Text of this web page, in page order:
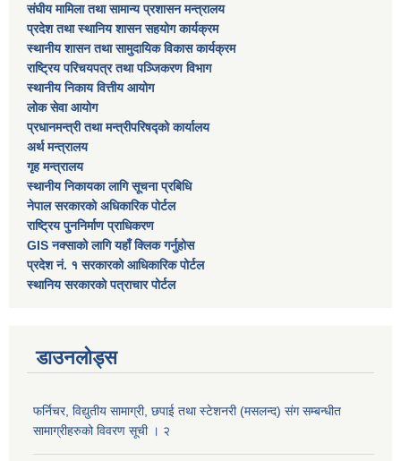
संघीय मामिला तथा सामान्य प्रशासन मन्त्रालय
प्रदेश तथा स्थानिय शासन सहयोग कार्यक्रम
स्थानीय शासन तथा सामुदायिक विकास कार्यक्रम
राष्ट्रिय परिचयपत्र तथा पञ्जिकरण विभाग
स्थानीय निकाय वित्तीय आयोग
लोक सेवा आयोग
प्रधानमन्त्री तथा मन्त्रीपरिषद्को कार्यालय
अर्थ मन्त्रालय
गृह मन्त्रालय
स्थानीय निकायका लागि सूचना प्रबिधि
नेपाल सरकारको अधिकारिक पोर्टल
राष्ट्रिय पुननिर्माण प्राधिकरण
GIS नक्साको लागि यहाँ क्लिक गर्नुहोस
प्रदेश नं. १ सरकारको आधिकारिक पोर्टल
स्थानिय सरकारको पत्राचार पोर्टल
डाउनलोड्स
फर्निचर, विद्युतीय सामाग्री, छपाई तथा स्टेशनरी (मसलन्द) संग सम्बन्धीत
सामाग्रीहरुको विवरण सूची । २